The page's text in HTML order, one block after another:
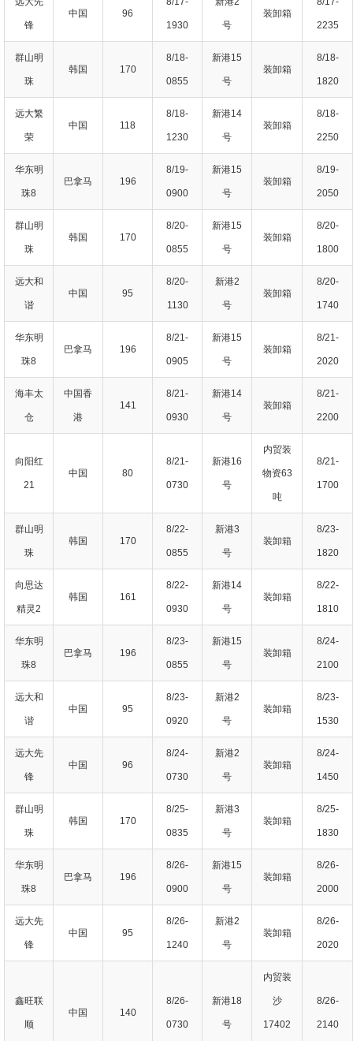
锋
中国 96
1930 号
装卸箱
2235
群山明
珠
韩国 170
8/18-
0855
新港15
号
装卸箱
8/18-
1820
远大繁
荣
中国 118
8/18-
1230
新港14
号
装卸箱
8/18-
2250
华东明
珠8
巴拿马 196
8/19-
0900
新港15
号
装卸箱
8/19-
2050
群山明
珠
韩国 170
8/20-
0855
新港15
号
装卸箱
8/20-
1800
远大和
谐
中国 95
8/20-
1130
新港2
号
装卸箱
8/20-
1740
华东明
珠8
巴拿马 196
8/21-
0905
新港15
号
装卸箱
8/21-
2020
海丰太
仓
中国香
港
141
8/21-
0930
新港14
号
装卸箱
8/21-
2200
向阳红
21
中国 80
8/21-
0730
新港16
号
内贸装
物资63
吨
8/21-
1700
群山明
珠
韩国 170
8/22-
0855
新港3
号
装卸箱
8/23-
1820
向思达
精灵2
韩国 161
8/22-
0930
新港14
号
装卸箱
8/22-
1810
华东明
珠8
巴拿马 196
8/23-
0855
新港15
号
装卸箱
8/24-
2100
远大和
谐
中国 95
8/23-
0920
新港2
号
装卸箱
8/23-
1530
远大先
锋
中国 96
8/24-
0730
新港2
号
装卸箱
8/24-
1450
群山明
珠
韩国 170
8/25-
0835
新港3
号
装卸箱
8/25-
1830
华东明
珠8
巴拿马 196
8/26-
0900
新港15
号
装卸箱
8/26-
2000
远大先
锋
中国 95
8/26-
1240
新港2
号
装卸箱
8/26-
2020
鑫旺联
顺
中国 140
8/26-
0730
新港18
号
内贸装
沙
17402
8/26-
2140